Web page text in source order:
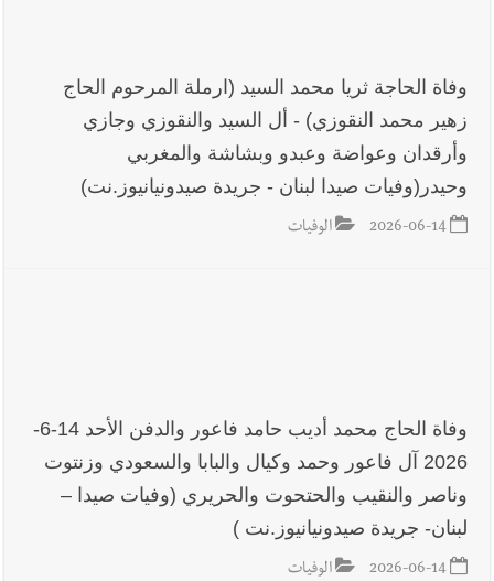
وفاة الحاجة ثريا محمد السيد (ارملة المرحوم الحاج
زهير محمد النقوزي) - أل السيد والنقوزي وجازي
وأرقدان وعواضة وعبدو وبشاشة والمغربي
وحيدر(وفيات صيدا لبنان - جريدة صيدونيانيوز.نت)
2026-06-14 الوفيات
وفاة الحاج محمد أديب حامد فاعور والدفن الأحد 14-6-
2026 آل فاعور وحمد وكيال والبابا والسعودي وزنتوت
وناصر والنقيب والحتحوت والحريري (وفيات صيدا –
لبنان- جريدة صيدونيانيوز.نت )
2026-06-14 الوفيات